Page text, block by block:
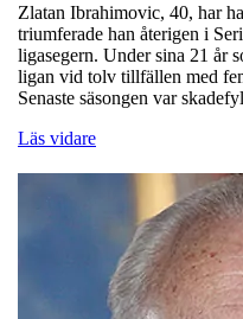
Zlatan Ibrahimovic, 40, har
triumferade han återigen i
ligasegern. Under sina 21 år
ligan vid tolv tillfällen med
Senaste säsongen var
Läs vidare